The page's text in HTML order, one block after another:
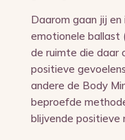
Daarom gaan jij
emotionele ballast
de ruimte die
positieve
andere de Body
beproefde
blijvende positieve